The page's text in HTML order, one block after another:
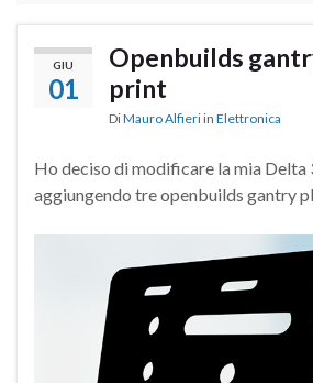
GIU
01
Openbuilds
print
DiMauro Alfieri in Elettronica
Ho deciso di modificare la mia Delta
aggiungendo tre openbuilds gantry